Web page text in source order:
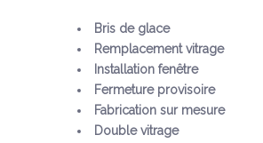
Bris de glace
Remplacement vitrage
Installation fenêtre
Fermeture provisoire
Fabrication sur mesure
Double vitrage